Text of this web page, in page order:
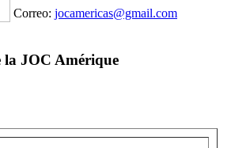
Correo: jocamericas@gmail.com
la JOC Amérique